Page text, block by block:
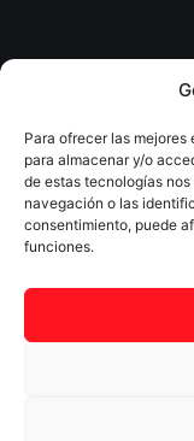
Para ofrecer las
para almacenar y/o
de estas tecnologías
navegación o las
consentimiento, puede
funciones.
Copyright © 2025
Aviso Legal